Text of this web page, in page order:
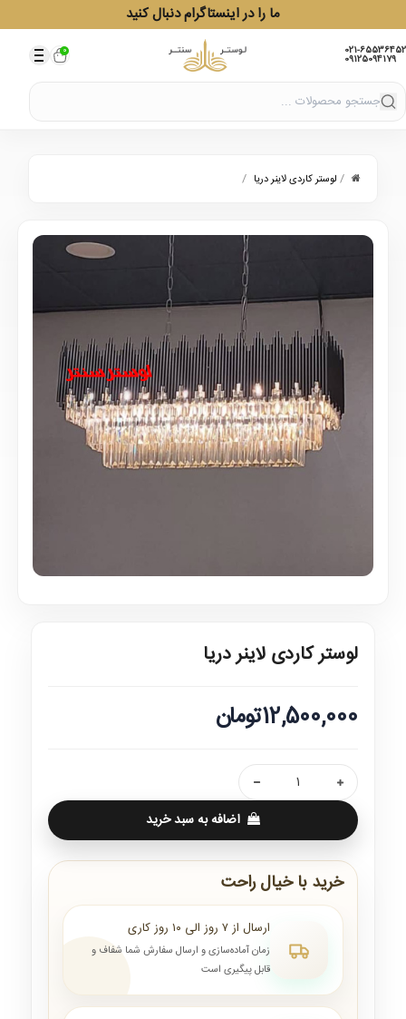
ما را در اینستاگرام دنبال کنید
021-65536452
09125094179
0
/ لوستر کاردی لاینر دریا /
لوستر کاردی لاینر دریا
12,500,000تومان
اضافه به سبد خرید
خرید با خیال راحت
ارسال از ۷ روز الی ۱۰ روز کاری
زمان آماده‌سازی و ارسال سفارش شما شفاف و
قابل پیگیری است